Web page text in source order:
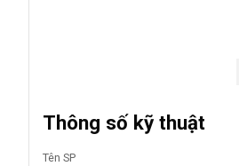
Thông số kỹ thuật
Tên SP